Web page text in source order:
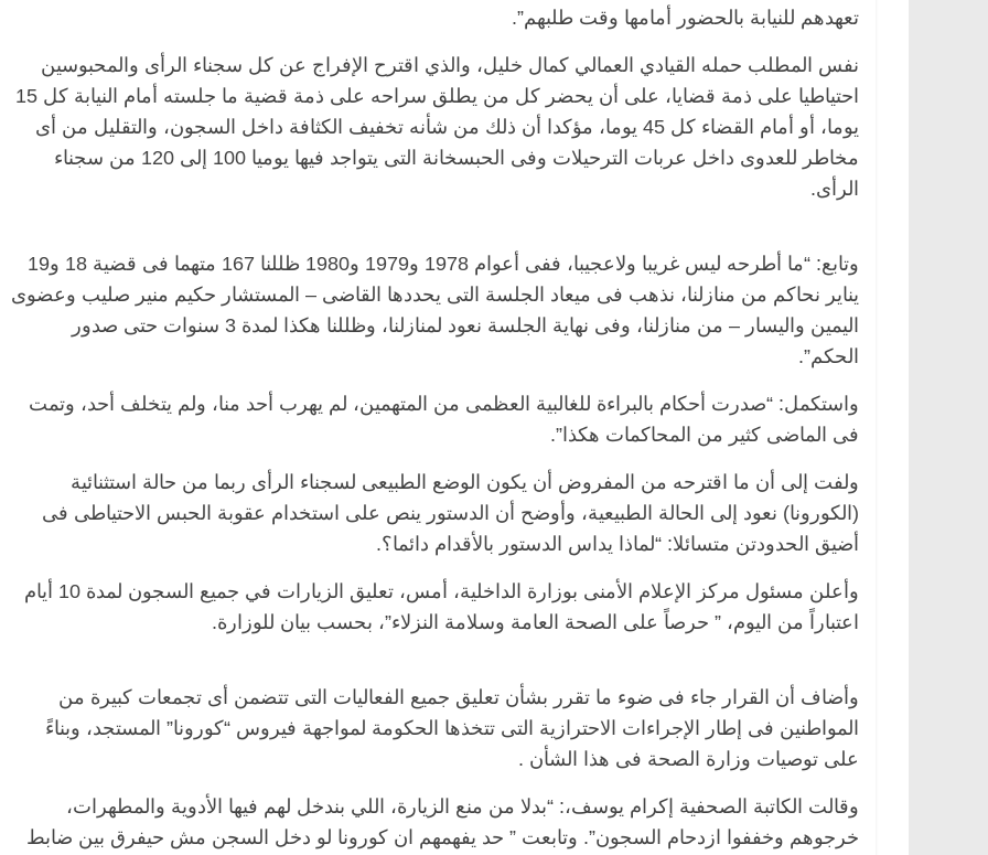
تعهدهم للنيابة بالحضور أمامها وقت طلبهم”.
نفس المطلب حمله القيادي العمالي كمال خليل، والذي اقترح الإفراج عن كل سجناء الرأى والمحبوسين
احتياطيا على ذمة قضايا، على أن يحضر كل من يطلق سراحه على ذمة قضية ما جلسته أمام النيابة كل 15
يوما، أو أمام القضاء كل 45 يوما، مؤكدا أن ذلك من شأنه تخفيف الكثافة داخل السجون، والتقليل من أى
مخاطر للعدوى داخل عربات الترحيلات وفى الحبسخانة التى يتواجد فيها يوميا 100 إلى 120 من سجناء
الرأى.
وتابع: “ما أطرحه ليس غريبا ولاعجيبا، ففى أعوام 1978 و1979 و1980 ظللنا 167 متهما فى قضية 18 و19
يناير نحاكم من منازلنا، نذهب فى ميعاد الجلسة التى يحددها القاضى – المستشار حكيم منير صليب وعضوى
اليمين واليسار – من منازلنا، وفى نهاية الجلسة نعود لمنازلنا، وظللنا هكذا لمدة 3 سنوات حتى صدور
الحكم”.
واستكمل: “صدرت أحكام بالبراءة للغالبية العظمى من المتهمين، لم يهرب أحد منا، ولم يتخلف أحد، وتمت
فى الماضى كثير من المحاكمات هكذا”.
ولفت إلى أن ما اقترحه من المفروض أن يكون الوضع الطبيعى لسجناء الرأى ربما من حالة استثنائية
(الكورونا) نعود إلى الحالة الطبيعية، وأوضح أن الدستور ينص على استخدام عقوبة الحبس الاحتياطى فى
أضيق الحدودتن متسائلا: “لماذا يداس الدستور بالأقدام دائما؟.
وأعلن مسئول مركز الإعلام الأمنى بوزارة الداخلية، أمس، تعليق الزيارات في جميع السجون لمدة 10 أيام
اعتباراً من اليوم، ” حرصاً على الصحة العامة وسلامة النزلاء”، بحسب بيان للوزارة.
وأضاف أن القرار جاء فى ضوء ما تقرر بشأن تعليق جميع الفعاليات التى تتضمن أى تجمعات كبيرة من
المواطنين فى إطار الإجراءات الاحترازية التى تتخذها الحكومة لمواجهة فيروس “كورونا” المستجد، وبناءً
على توصيات وزارة الصحة فى هذا الشأن .
وقالت الكاتبة الصحفية إكرام يوسف،: “بدلا من منع الزيارة، اللي بندخل لهم فيها الأدوية والمطهرات،
خرجوهم وخففوا ازدحام السجون”. وتابعت ” حد يفهمهم ان كورونا لو دخل السجن مش حيفرق بين ضابط
الرئيسية مصر ناس وناس
مقعد شاغر على مائدة الإفطار..
حسين عبدالهادي فارس مقاومة
الخصخصة الذي دافع عن المال العام
الرئيسية مصر ناس وناس
في ذكرى رحيله.. د. نور فرحات فقيه
قانوني دافع عن قضايا الوطن وانحاز
مصر ناس وناس
د. عبدالخالق فاروق.. خبير اقتصادي
يحتفل بذكرى ميلاده وحيداً على أبواب